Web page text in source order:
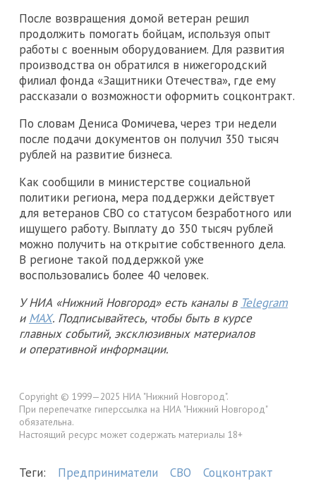
После возвращения домой ветеран решил
продолжить помогать бойцам, используя опыт
работы с военным оборудованием. Для развития
производства он обратился в нижегородский
филиал фонда «Защитники Отечества», где ему
рассказали о возможности оформить соцконтракт.
По словам Дениса Фомичева, через три недели
после подачи документов он получил 350 тысяч
рублей на развитие бизнеса.
Как сообщили в министерстве социальной
политики региона, мера поддержки действует
для ветеранов СВО со статусом безработного или
ищущего работу. Выплату до 350 тысяч рублей
можно получить на открытие собственного дела.
В регионе такой поддержкой уже
воспользовались более 40 человек.
У НИА «Нижний Новгород» есть каналы в Telegram
и MAX. Подписывайтесь, чтобы быть в курсе
главных событий, эксклюзивных материалов
и оперативной информации.
Copyright © 1999—2025 НИА "Нижний Новгород".
При перепечатке гиперссылка на НИА "Нижний Новгород"
обязательна.
Настоящий ресурс может содержать материалы 18+
Теги: Предприниматели СВО Соцконтракт